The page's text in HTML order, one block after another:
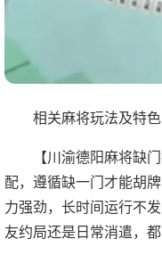
相关麻将玩法及特
【川渝德阳麻将缺
配，遵循缺一门才能胡
力强劲，长时间运行不
友约局还是日常消遣，